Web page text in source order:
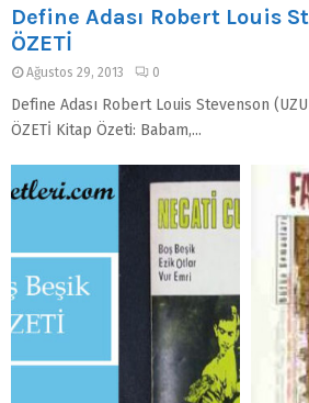
Define Adası Robert Louis
ÖZETİ
Ağustos 29, 2013 0
Define Adası Robert Louis Stevenson
ÖZETİ Kitap Özeti: Babam,...